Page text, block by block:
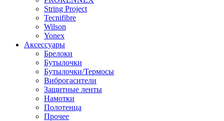
String Project
Tecnifibre
Wilson
Yonex
Аксессуары
Брелоки
Бутылочки
Бутылочки/Термосы
Виброгасители
Защитные ленты
Намотки
Полотенца
Прочее